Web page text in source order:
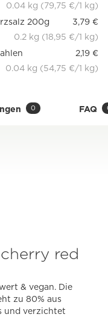
0.04 kg (79,75 €/1 kg)
200g
3,79 €
0.2 kg (18,95 €/1 kg)
2,19 €
0.04 kg (54,75 €/1 kg)
0 FAQ
red
& vegan. Die
zu 80% aus
und verzichtet